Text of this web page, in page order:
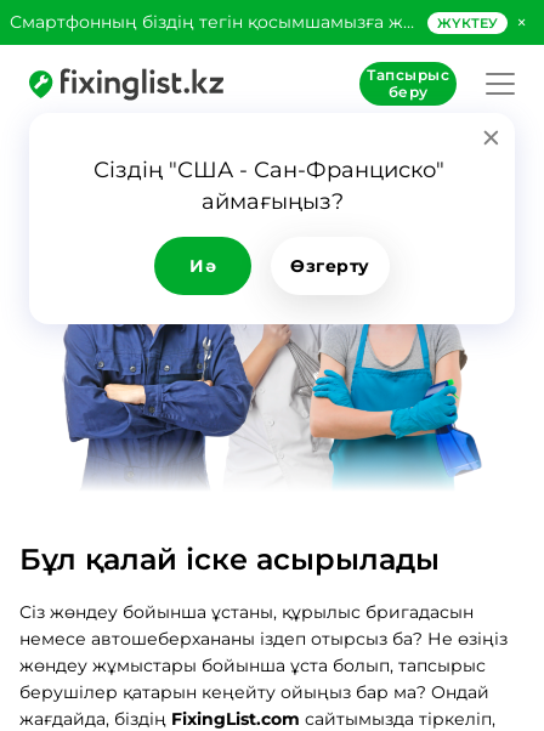
Смартфонның біздің тегін қосымшамызға жүктеңіз! ЖҮКТЕУ ×
Тапсырыс
беру
Сіздің "США - Сан-Франциско"
аймағыңыз?
Иә Өзгерту
Бұл қалай іске асырылады
Сіз жөндеу бойынша ұстаны, құрылыс бригадасын
немесе автошеберхананы іздеп отырсыз ба? Не өзіңіз
жөндеу жұмыстары бойынша ұста болып, тапсырыс
берушілер қатарын кеңейту ойыңыз бар ма? Ондай
жағдайда, біздің FixingList.com сайтымызда тіркеліп,